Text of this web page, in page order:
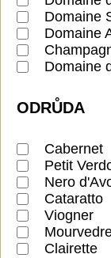
Domaine
Domaine
Domaine
ODRŮDA
Cabernet
Petit
Nero
Cataratto
Viogner
Clairette